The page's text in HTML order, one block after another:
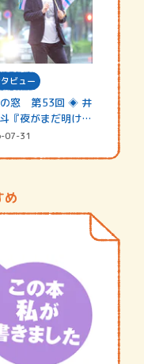
ビュー
の窓 第53回 ◈ 井
『夜がまだ明けな
07-31
め